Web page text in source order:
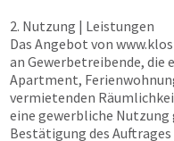
2. Nutzung | Leistungen
Das Angebot von
an Gewerbetreibende, die
Apartment,
vermietenden
eine gewerbliche
Bestätigung des